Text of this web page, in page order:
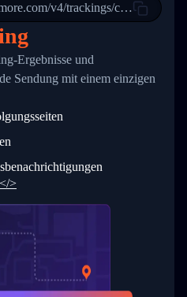
"Departed Facility
"2017-03-06 15:28:00",
"Shipment
"BEIJING-
v4/trackings/create
Ergebnisse und
Sendung mit einem einzigen
>